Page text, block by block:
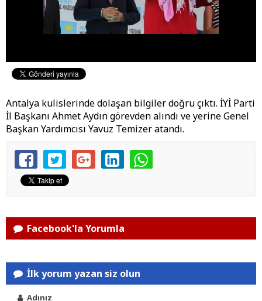
Antalya kulislerinde dolaşan bilgiler doğru çıktı. İYİ Parti
İl Başkanı Ahmet Aydın görevden alındı ve yerine Genel
Başkan Yardımcısı Yavuz Temizer atandı.
Facebook'la Yorumla
İlk yorum yazan siz olun
Adınız